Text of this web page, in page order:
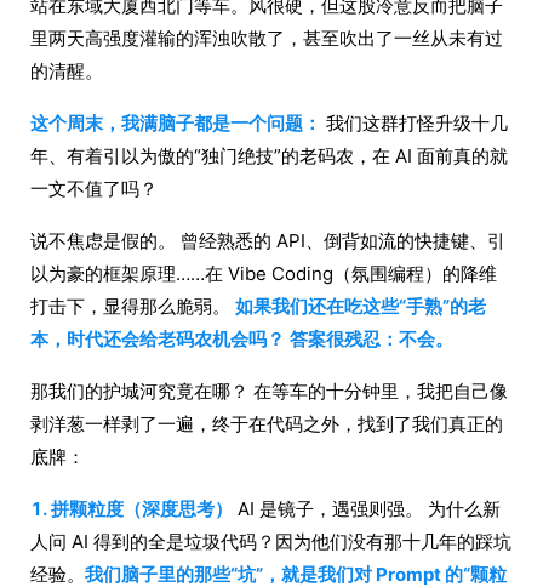
站在东域大厦西北门等车。风很硬，但这股冷意反而把脑子
里两天高强度灌输的浑浊吹散了，甚至吹出了一丝从未有过
的清醒。
这个周末，我满脑子都是一个问题： 我们这群打怪升级十几
年、有着引以为傲的“独门绝技”的老码农，在 AI 面前真的就
一文不值了吗？
说不焦虑是假的。 曾经熟悉的 API、倒背如流的快捷键、引
以为豪的框架原理……在 Vibe Coding（氛围编程）的降维
打击下，显得那么脆弱。 如果我们还在吃这些“手熟”的老
本，时代还会给老码农机会吗？ 答案很残忍：不会。
那我们的护城河究竟在哪？ 在等车的十分钟里，我把自己像
剥洋葱一样剥了一遍，终于在代码之外，找到了我们真正的
底牌：
1. 拼颗粒度（深度思考）
AI 是镜子，遇强则强。 为什么新
人问 AI 得到的全是垃圾代码？因为他们没有那十几年的踩坑
经验。 我们脑子里的那些“坑”，就是我们对 Prompt 的“颗粒